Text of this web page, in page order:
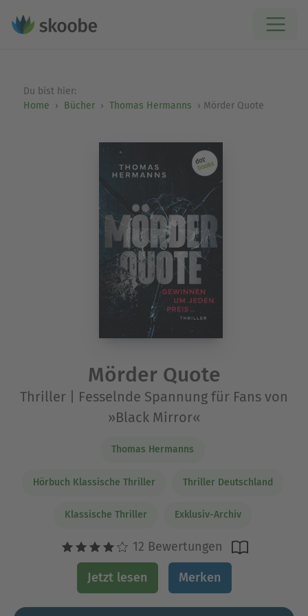
Du bist hier:
Home
Bücher Thomas Hermanns Mörder Quote
Mörder Quote
Thriller | Fesselnde Spannung für Fans von
»Black Mirror«
Thomas Hermanns
Hörbuch Klassische Thriller Thriller Deutschland
Klassische Thriller Exklusiv-Archiv
12 Bewertungen
Jetzt lesen Merken